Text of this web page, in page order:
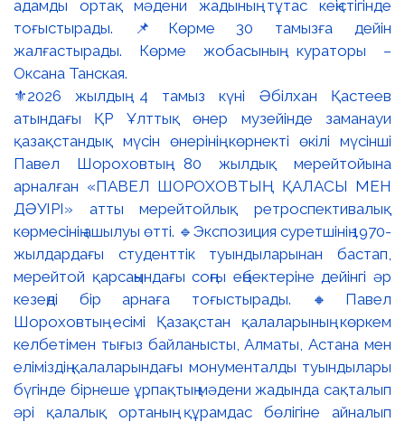
⚜️2026 жылдың 4 тамыз күні Әбілхан Қастеев
атындағы ҚР Ұлттық өнер музейінде заманауи
қазақстандық мүсін өнерінің көрнекті өкілі мүсінші
Павел Шороховтың 80 жылдық мерейтойына
арналған «ПАВЕЛ ШОРОХОВТЫҢ ҚАЛАСЫ МЕН
ДӘУІРІ» атты мерейтойлық ретроспективалық
көрмесінің ашылуы өтті. 🔹Экспозиция суретшінің 1970-
жылдардағы студенттік туындыларынан бастап,
мерейтой қарсаңындағы соңғы еңбектеріне дейінгі әр
кезеңді бір арнаға тоғыстырады. 🔸Павел
Шороховтың есімі Қазақстан қалаларының көркем
келбетімен тығыз байланысты, Алматы, Астана мен
еліміздің қалаларындағы монументалды туындылары
бүгінде бірнеше ұрпақтың мәдени жадында сақталып
әрі қалалық ортаның құрамдас бөлігіне айналып